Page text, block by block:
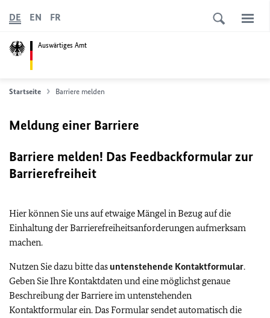
Auswärtiges Amt
DE EN FR
Startseite Barriere melden
Meldung einer Barriere
Barriere melden! Das Feedbackformular zur
Barrierefreiheit
Hier können Sie uns auf etwaige Mängel in Bezug auf die
Einhaltung der Barrierefreiheitsanforderungen aufmerksam
machen.
Nutzen Sie dazu bitte das untenstehende Kontaktformular.
Geben Sie Ihre Kontaktdaten und eine möglichst genaue
Beschreibung der Barriere im untenstehenden
Kontaktformular ein. Das Formular sendet automatisch die